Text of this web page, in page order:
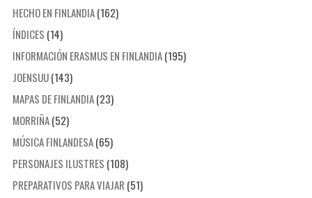
HECHO EN FINLANDIA(162)
ÍNDICES (14)
INFORMACIÓN ERASMUS EN FINLANDIA(195)
JOENSUU(143)
MAPAS DE FINLANDIA(23)
MORRIÑA(52)
MÚSICA FINLANDESA(65)
PERSONAJES ILUSTRES (108)
PREPARATIVOS PARA VIAJAR (51)